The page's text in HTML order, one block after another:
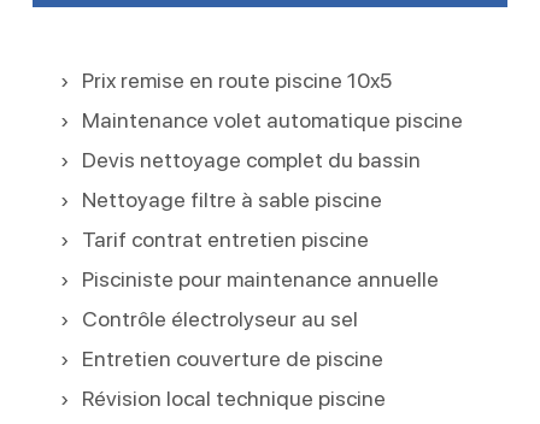
Prix remise en route piscine 10x5
Maintenance volet automatique piscine
Devis nettoyage complet du bassin
Nettoyage filtre à sable piscine
Tarif contrat entretien piscine
Pisciniste pour maintenance annuelle
Contrôle électrolyseur au sel
Entretien couverture de piscine
Révision local technique piscine